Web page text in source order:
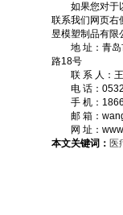
如果您对于以
联系我们网页右
昱模塑制品有限
地 址：青岛
路18号
联 系 人：王
电 话：
手 机：
邮 箱：
网 址：
本文关键词： 医